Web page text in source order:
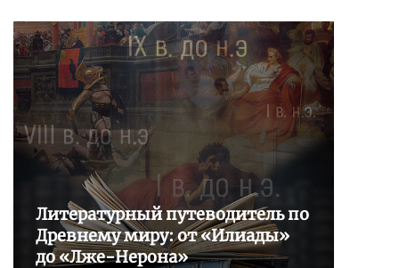
Литературный путеводитель по
Древнему миру: от «Илиады»
до «Лже-Нерона»